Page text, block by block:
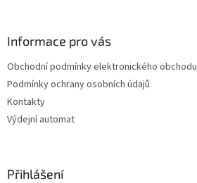
Informace pro vás
Obchodní podmínky elektronického obchodu
Podmínky ochrany osobních údajů
Kontakty
Výdejní automat
Přihlášení